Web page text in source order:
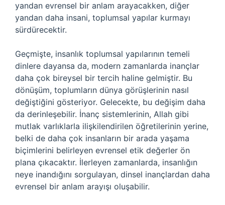
yandan evrensel bir anlam arayacakken, diğer
yandan daha insani, toplumsal yapılar kurmayı
sürdürecektir.
Geçmişte, insanlık toplumsal yapılarının temeli
dinlere dayansa da, modern zamanlarda inançlar
daha çok bireysel bir tercih haline gelmiştir. Bu
dönüşüm, toplumların dünya görüşlerinin nasıl
değiştiğini gösteriyor. Gelecekte, bu değişim daha
da derinleşebilir. İnanç sistemlerinin, Allah gibi
mutlak varlıklarla ilişkilendirilen öğretilerinin yerine,
belki de daha çok insanların bir arada yaşama
biçimlerini belirleyen evrensel etik değerler ön
plana çıkacaktır. İlerleyen zamanlarda, insanlığın
neye inandığını sorgulayan, dinsel inançlardan daha
evrensel bir anlam arayışı oluşabilir.